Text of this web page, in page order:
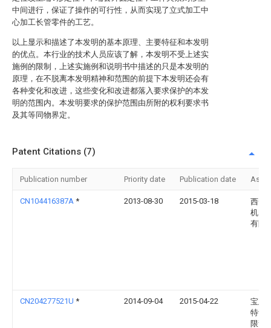
中间进行，保证了操作的可行性，从而实现了立式加工中
心加工长管零件的工艺。
以上显示和描述了本发明的基本原理、主要特征和本发明
的优点。本行业的技术人员应该了解，本发明不受上述实
施例的限制，上述实施例和说明书中描述的只是本发明的
原理，在不脱离本发明精神和范围的前提下本发明还会有
各种变化和改进，这些变化和改进都落入要求保护的本发
明的范围内。本发明要求的保护范围由所附的权利要求书
及其等同物界定。
Patent Citations (7)
Publication number Priority date Publication date
CN104416387A * 2013-08-30 2015-03-18
西安
机电
有限
CN204277521U * 2014-09-04 2015-04-22
宝鸡
特齿
限责